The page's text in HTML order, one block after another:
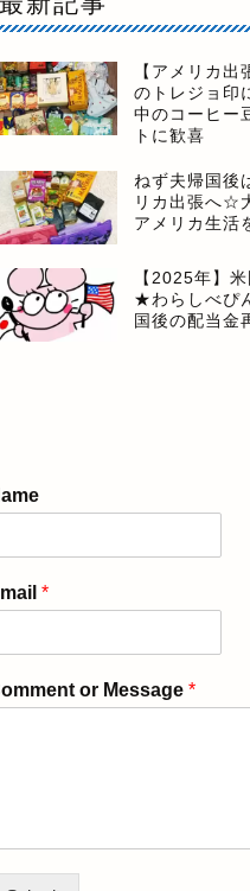
【アメリカ出
のトレジョ印
中のコーヒー
トに歓喜
ねず夫帰国後
リカ出張へ☆
アメリカ生活
【2025年】
★わらしべぴ
国後の配当金
*
or Message *